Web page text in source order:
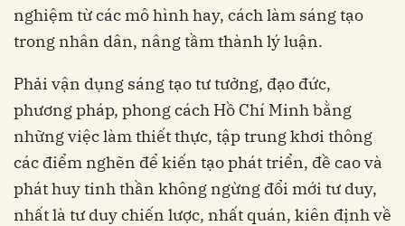
nghiệm từ các mô hình hay, cách làm sáng tạo
trong nhân dân, nâng tầm thành lý luận.
Phải vận dụng sáng tạo tư tưởng, đạo đức,
phương pháp, phong cách Hồ Chí Minh bằng
những việc làm thiết thực, tập trung khơi thông
các điểm nghẽn để kiến tạo phát triển, đề cao và
phát huy tinh thần không ngừng đổi mới tư duy,
nhất là tư duy chiến lược, nhất quán, kiên định về